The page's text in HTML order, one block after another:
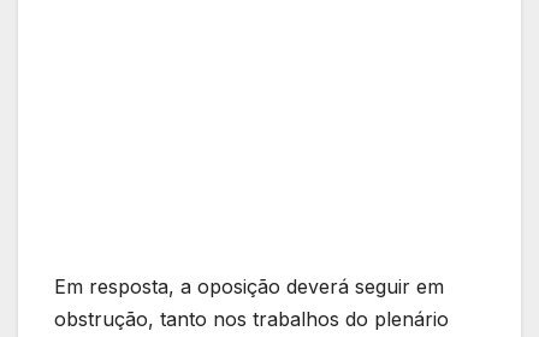
Em resposta, a oposição deverá seguir em
obstrução, tanto nos trabalhos do plenário